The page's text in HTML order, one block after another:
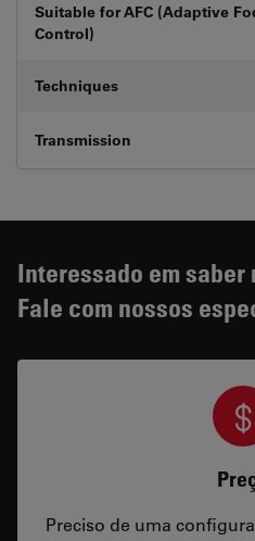
Suitable for AFC (Adaptive
Control)
Techniques
Transmission
Interessado em saber
Fale com nossos
Preciso de uma